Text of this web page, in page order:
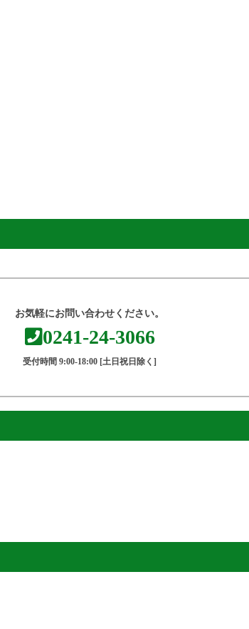
お気軽にお問い合わせください。
0241-24-3066
受付時間 9:00-18:00 [土日祝日除く]